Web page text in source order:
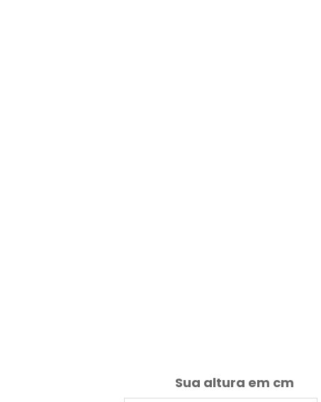
Sua altura em cm